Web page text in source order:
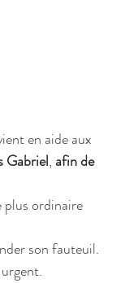
en aide aux
Gabriel, afin de
plus ordinaire
son fauteuil.